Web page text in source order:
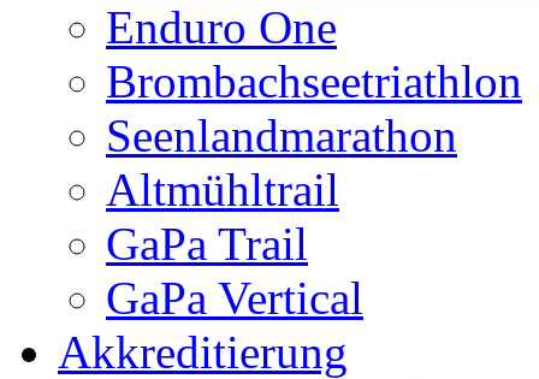
Enduro One
Brombachseetriathlon
Seenlandmarathon
Altmühltrail
GaPa Trail
GaPa Vertical
Akkreditierung